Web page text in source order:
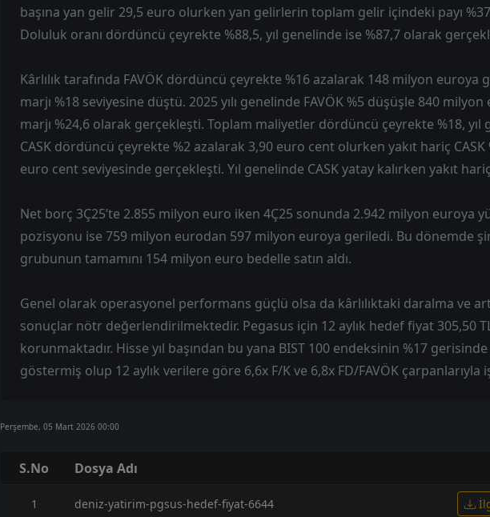
başına yan gelir 29,5 euro olurken yan gelirlerin toplam gelir içindeki payı
Doluluk oranı dördüncü çeyrekte %88,5, yıl genelinde ise %87,7 olarak
Kârlılık tarafında FAVÖK dördüncü çeyrekte %16 azalarak 148 milyon euroya
marjı %18 seviyesine düştü. 2025 yılı genelinde FAVÖK %5 düşüşle 840
marjı %24,6 olarak gerçekleşti. Toplam maliyetler dördüncü çeyrekte %18, yıl
CASK dördüncü çeyrekte %2 azalarak 3,90 euro cent olurken yakıt hariç CASK
euro cent seviyesinde gerçekleşti. Yıl genelinde CASK yatay kalırken yakıt hariç
Net borç 3Ç25’te 2.855 milyon euro iken 4Ç25 sonunda 2.942 milyon euroya
pozisyonu ise 759 milyon eurodan 597 milyon euroya geriledi. Bu dönemde
grubunun tamamını 154 milyon euro bedelle satın aldı.
Genel olarak operasyonel performans güçlü olsa da kârlılıktaki daralma ve
sonuçlar nötr değerlendirilmektedir. Pegasus için 12 aylık hedef fiyat 305,50
korunmaktadır. Hisse yıl başından bu yana BIST 100 endeksinin %17
göstermiş olup 12 aylık verilere göre 6,6x F/K ve 6,8x FD/FAVÖK
Perşembe, 05 Mart 2026 00:00
S.No Dosya Adı
1 deniz-yatirim-pgsus-hedef-fiyat-6644